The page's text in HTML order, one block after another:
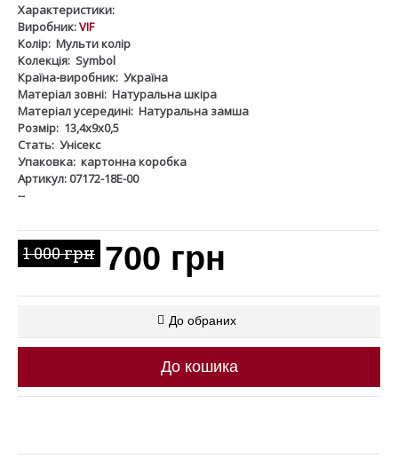
Характеристики:
Виробник:VIF
Колір: Мульти колір
Колекція: Symbol
Країна-виробник: Україна
Матеріал зовні: Натуральна шкіра
Матеріал усередині: Натуральна замша
Розмір: 13,4х9х0,5
Стать: Унісекс
Упаковка: картонна коробка
Артикул: 07172-18Е-00
--
1 000 грн 700 грн
До обраних
До кошика